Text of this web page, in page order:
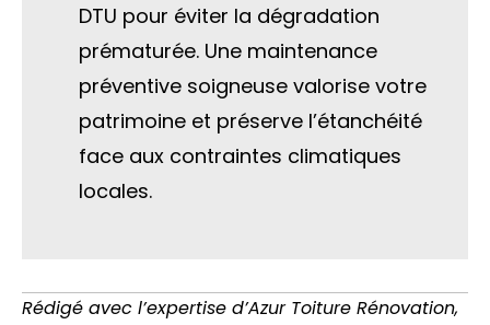
DTU pour éviter la dégradation
prématurée. Une maintenance
préventive soigneuse valorise votre
patrimoine et préserve l’étanchéité
face aux contraintes climatiques
locales.
Rédigé avec l’expertise d’Azur Toiture Rénovation,